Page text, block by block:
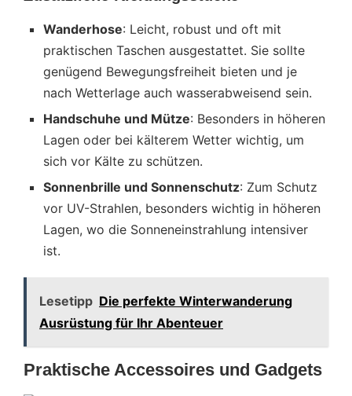
Wanderhose: Leicht, robust und oft mit
praktischen Taschen ausgestattet. Sie sollte
genügend Bewegungsfreiheit bieten und je
nach Wetterlage auch wasserabweisend sein.
Handschuhe und Mütze: Besonders in höheren
Lagen oder bei kälterem Wetter wichtig, um
sich vor Kälte zu schützen.
Sonnenbrille und Sonnenschutz: Zum Schutz
vor UV-Strahlen, besonders wichtig in höheren
Lagen, wo die Sonneneinstrahlung intensiver
ist.
Lesetipp Die perfekte Winterwanderung
Ausrüstung für Ihr Abenteuer
Praktische Accessoires und Gadgets